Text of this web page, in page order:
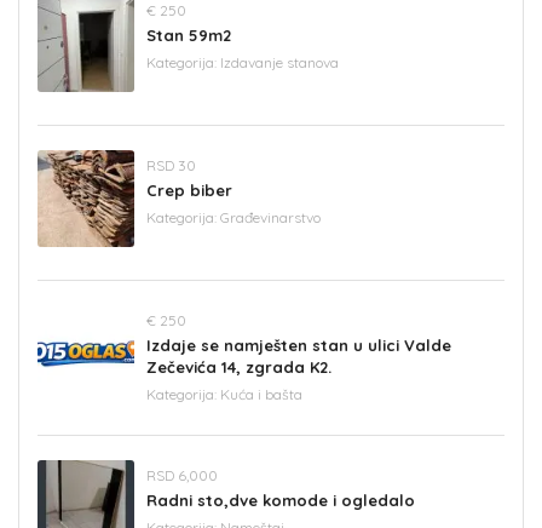
€ 250
Stan 59m2
Kategorija: Izdavanje stanova
RSD 30
Crep biber
Kategorija: Građevinarstvo
€ 250
Izdaje se namješten stan u ulici Valde
Zečevića 14, zgrada K2.
Kategorija: Kuća i bašta
RSD 6,000
Radni sto,dve komode i ogledalo